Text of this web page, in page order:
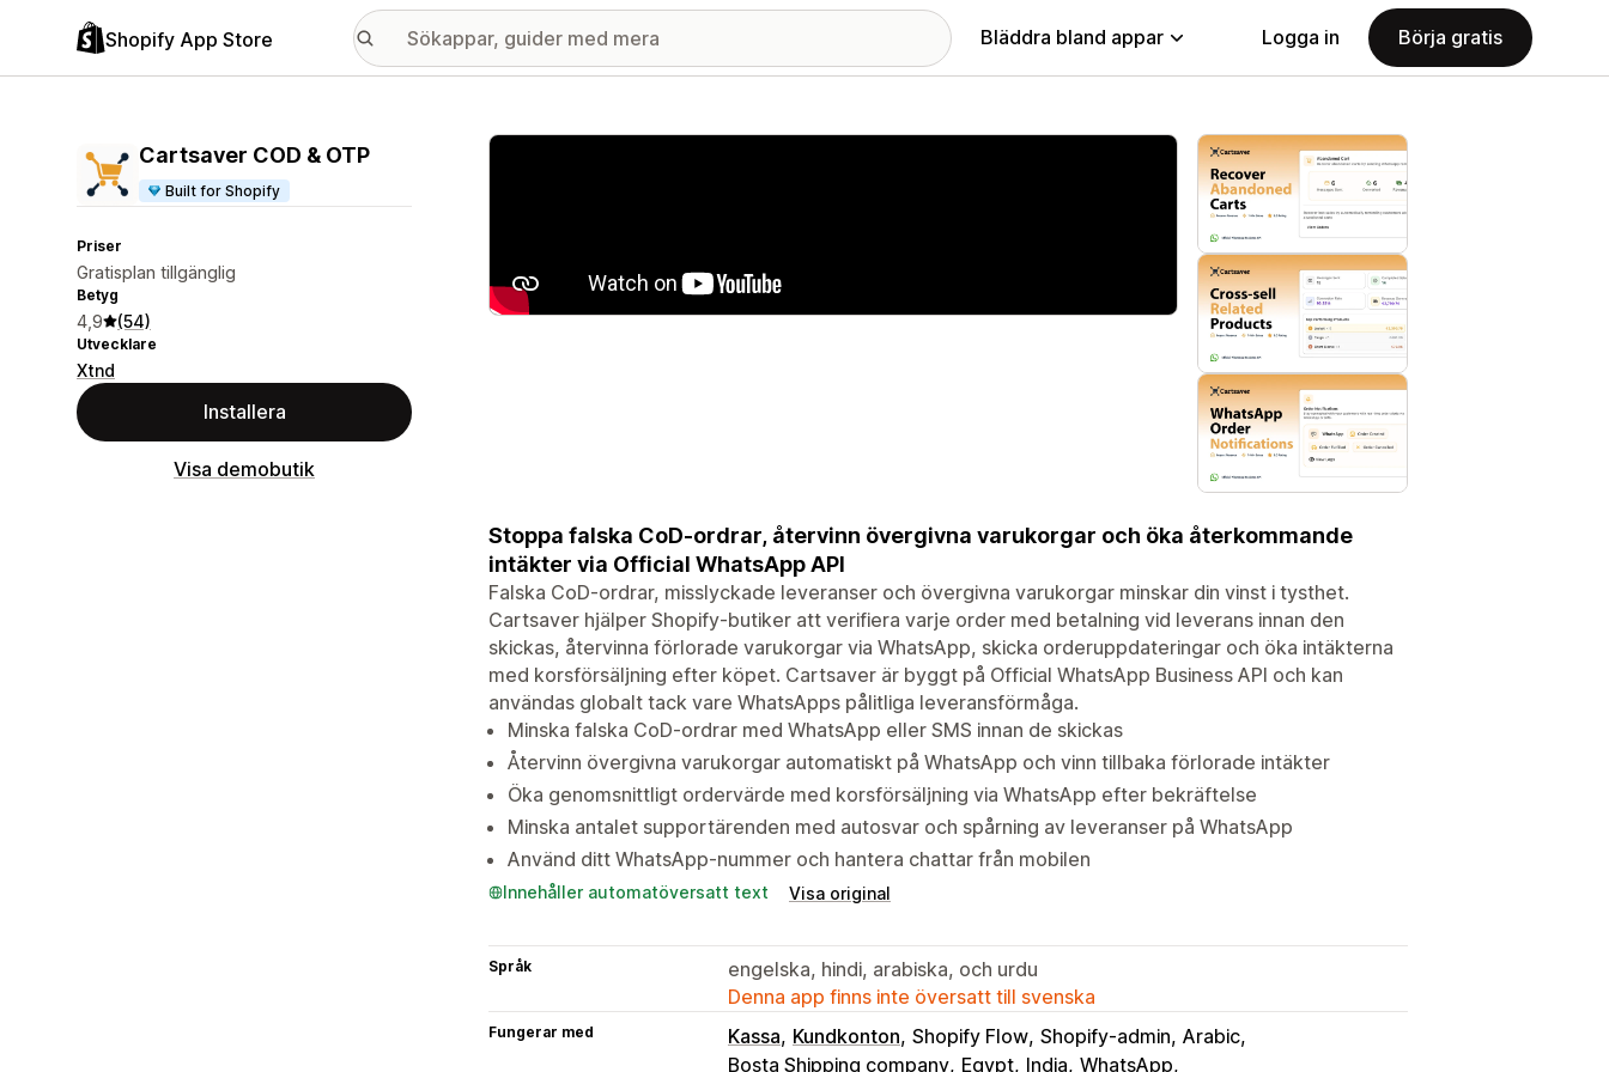
Shopify App Store Bläddra bland appar Logga in Börja gratis
Cartsaver COD & OTP
Built for Shopify
Priser
Gratisplan tillgänglig
Betyg
4,9 (54)
Utvecklare
Xtnd
Installera
Visa demobutik
Galleri med utvalda bilder
Stoppa falska CoD-ordrar, återvinn övergivna varukorgar och öka återkommande
intäkter via Official WhatsApp API
Falska CoD-ordrar, misslyckade leveranser och övergivna varukorgar minskar din vinst i tysthet.
Cartsaver hjälper Shopify-butiker att verifiera varje order med betalning vid leverans innan den
skickas, återvinna förlorade varukorgar via WhatsApp, skicka orderuppdateringar och öka intäkterna
med korsförsäljning efter köpet. Cartsaver är byggt på Official WhatsApp Business API och kan
användas globalt tack vare WhatsApps pålitliga leveransförmåga.
Minska falska CoD-ordrar med WhatsApp eller SMS innan de skickas
Återvinn övergivna varukorgar automatiskt på WhatsApp och vinn tillbaka förlorade intäkter
Öka genomsnittligt ordervärde med korsförsäljning via WhatsApp efter bekräftelse
Minska antalet supportärenden med autosvar och spårning av leveranser på WhatsApp
Använd ditt WhatsApp-nummer och hantera chattar från mobilen
Innehåller automatöversatt text Visa original
Språk
engelska, hindi, arabiska, och urdu
Denna app finns inte översatt till svenska
Fungerar med Kassa Kundkonton Shopify Flow Shopify-admin Arabic
Bosta Shipping company Egypt India WhatsApp